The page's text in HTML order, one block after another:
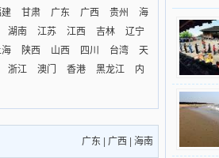
甘肃 广东 广西 贵州
海
湖南 江苏 江西 吉林
辽宁
陕西 山西 四川 台湾
天
浙江 澳门 香港 黑龙江
内
广东 广西 海南